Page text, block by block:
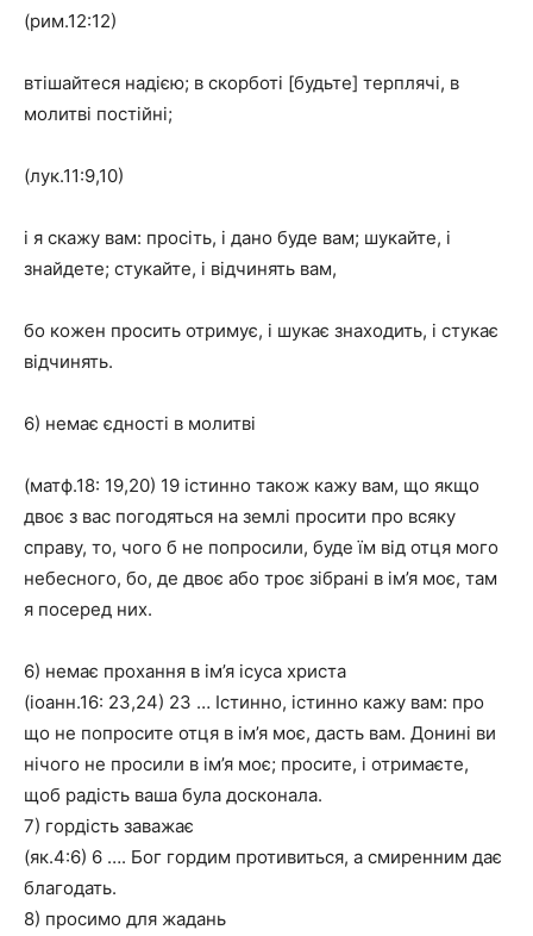
(рим.12:12)
втішайтеся надією; в скорботі [будьте] терплячі, в
молитві постійні;
(лук.11:9,10)
і я скажу вам: просіть, і дано буде вам; шукайте, і
знайдете; стукайте, і відчинять вам,
бо кожен просить отримує, і шукає знаходить, і стукає
відчинять.
6) немає єдності в молитві
(матф.18: 19,20) 19 істинно також кажу вам, що якщо
двоє з вас погодяться на землі просити про всяку
справу, то, чого б не попросили, буде їм від отця мого
небесного, бо, де двоє або троє зібрані в ім’я моє, там
я посеред них.
6) немає прохання в ім’я ісуса христа
(іоанн.16: 23,24) 23 … Істинно, істинно кажу вам: про
що не попросите отця в ім’я моє, дасть вам. Донині ви
нічого не просили в ім’я моє; просите, і отримаєте,
щоб радість ваша була досконала.
7) гордість заважає
(як.4:6) 6 …. Бог гордим противиться, а смиренним дає
благодать.
8) просимо для жадань